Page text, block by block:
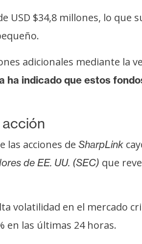
USD $34,8 millones, lo
adicionales mediante la
ha indicado que estos
las acciones de SharpLink
de EE. UU. (SEC) que
volatilidad en el mercado
en las últimas 24 horas.